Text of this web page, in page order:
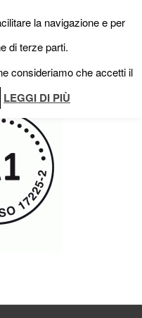
la navigazione e per
di terze parti.
consideriamo che accetti il
LEGGI DI PIÙ